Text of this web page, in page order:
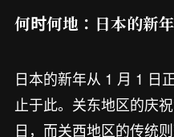
何时何地：日本的新
日本的新年从 1 月 1 日
止于此。关东地区的庆
日，而关西地区的传统